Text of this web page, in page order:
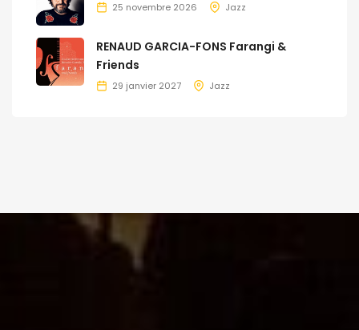
25 novembre 2026 Jazz
RENAUD GARCIA-FONS Farangi &
Friends
29 janvier 2027 Jazz